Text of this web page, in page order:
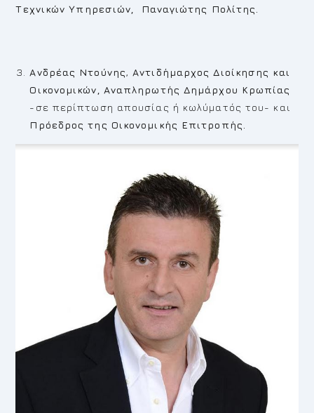
Τεχνικών Υπηρεσιών, Παναγιώτης Πολίτης.
Ανδρέας Ντούνης, Αντιδήμαρχος Διοίκησης και
Οικονομικών, Αναπληρωτής Δημάρχου Κρωπίας
-σε περίπτωση απουσίας ή κωλύματός του- και
Πρόεδρος της Οικονομικής Επιτροπής.